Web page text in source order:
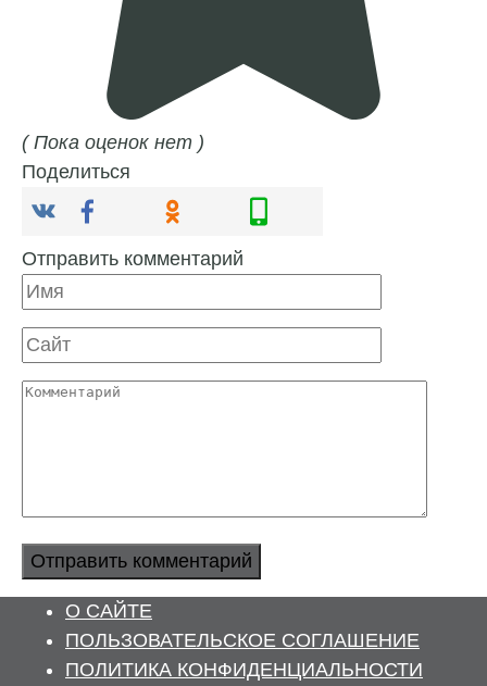
( Пока оценок нет )
Поделиться
Отправить комментарий
Имя
Сайт
Комментарий
О САЙТЕ
ПОЛЬЗОВАТЕЛЬСКОЕ СОГЛАШЕНИЕ
ПОЛИТИКА КОНФИДЕНЦИАЛЬНОСТИ